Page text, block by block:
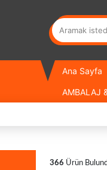
Ana Sayfa
AMBALAJ
366 Ürün